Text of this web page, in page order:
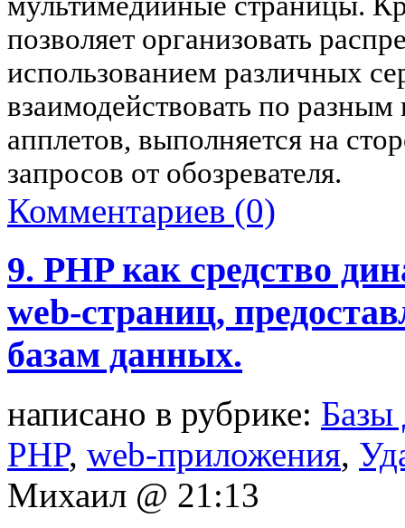
позволяет организовать
использованием различных
взаимодействовать по
апплетов, выполняется на
запросов от обозревателя.
Комментариев (0)
9. PHP как средство
web-страниц,
базам данных.
написано в рубрике:
PHP, web-приложения,
Михаил @ 21:13